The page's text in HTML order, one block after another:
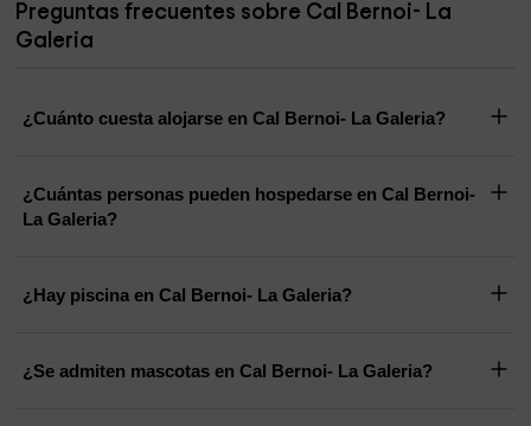
Preguntas frecuentes sobre Cal Bernoi- La
Galeria
¿Cuánto cuesta alojarse en Cal Bernoi- La Galeria?
¿Cuántas personas pueden hospedarse en Cal Bernoi-
La Galeria?
¿Hay piscina en Cal Bernoi- La Galeria?
¿Se admiten mascotas en Cal Bernoi- La Galeria?